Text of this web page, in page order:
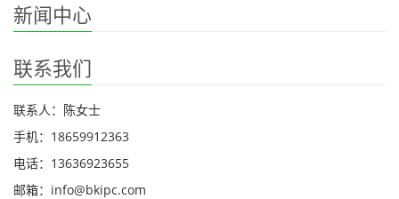
新闻中心
联系我们
联系人：陈女士
手机：18659912363
电话：13636923655
邮箱：info@bkipc.com